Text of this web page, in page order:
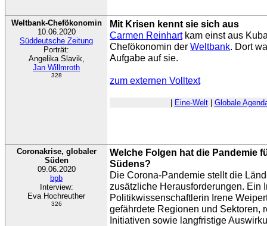
Weltbank-Chefökonomin
10.06.2020
Süddeutsche Zeitung
Porträt:
Angelika Slavik,
Jan Willmroth
328
Mit Krisen kennt sie sich aus
Carmen Reinhartkam einst aus
Chefökonomin der Weltbank. Dort
Aufgabe auf sie.
zum externen Volltext
Eine-Welt| Globale
Coronakrise, globaler
Süden
09.06.2020
bpb
Interview:
Eva Hochreuther
326
Welche Folgen hat die Pandemie
Südens?
Die Corona-Pandemie stellt die
zusätzliche Herausforderungen. Ein
Politikwissenschaftlerin Irene
gefährdete Regionen und Sektoren,
Initiativen sowie langfristige